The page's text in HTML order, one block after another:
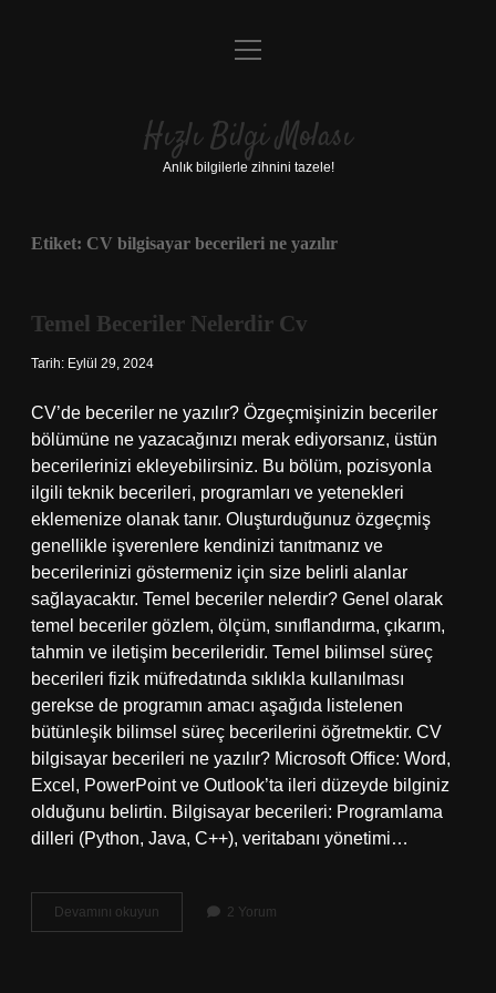
Anasayfa
Yasal Uyarı
menüyü
Hızlı Bilgi Molası
Anlık bilgilerle zihnini tazele!
Etiket: CV bilgisayar becerileri ne yazılır
Temel Beceriler Nelerdir Cv
Tarih: Eylül 29, 2024
CV’de beceriler ne yazılır? Özgeçmişinizin beceriler
bölümüne ne yazacağınızı merak ediyorsanız, üstün
becerilerinizi ekleyebilirsiniz. Bu bölüm, pozisyonla
ilgili teknik becerileri, programları ve yetenekleri
eklemenize olanak tanır. Oluşturduğunuz özgeçmiş
genellikle işverenlere kendinizi tanıtmanız ve
becerilerinizi göstermeniz için size belirli alanlar
sağlayacaktır. Temel beceriler nelerdir? Genel olarak
temel beceriler gözlem, ölçüm, sınıflandırma, çıkarım,
tahmin ve iletişim becerileridir. Temel bilimsel süreç
becerileri fizik müfredatında sıklıkla kullanılması
gerekse de programın amacı aşağıda listelenen
bütünleşik bilimsel süreç becerilerini öğretmektir. CV
bilgisayar becerileri ne yazılır? Microsoft Office: Word,
Excel, PowerPoint ve Outlook’ta ileri düzeyde bilginiz
olduğunu belirtin. Bilgisayar becerileri: Programlama
dilleri (Python, Java, C++), veritabanı yönetimi…
Devamını okuyun
Beceriler
2 Yorum